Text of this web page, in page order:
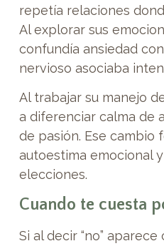
repetía relaciones
Al explorar sus
confundía ansiedad
nervioso asociaba
Al trabajar su manejo
a diferenciar calma de
de pasión. Ese cambio
autoestima emocional
elecciones.
Cuando te cuesta
Si al decir “no”